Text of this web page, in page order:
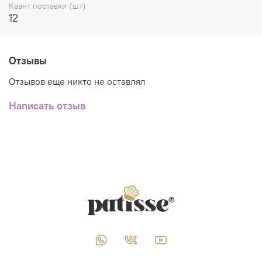
Квант поставки (шт)
12
Отзывы
Отзывов еще никто не оставлял
Написать отзыв